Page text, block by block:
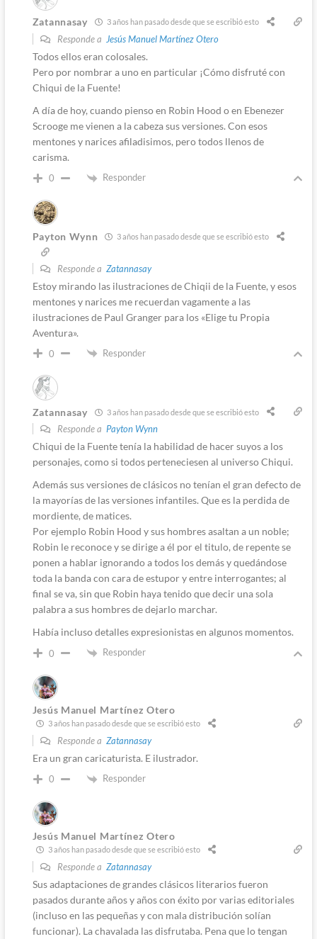
Zatannasay 3 años han pasado desde que se escribió esto
Responde a Jesús Manuel Martínez Otero
Todos ellos eran colosales.
Pero por nombrar a uno en particular ¡Cómo disfruté con
Chiqui de la Fuente!
A día de hoy, cuando pienso en Robin Hood o en Ebenezer
Scrooge me vienen a la cabeza sus versiones. Con esos
mentones y narices afiladisimos, pero todos llenos de
carisma.
0 Responder
Payton Wynn 3 años han pasado desde que se escribió esto
Responde a Zatannasay
Estoy mirando las ilustraciones de Chiqii de la Fuente, y esos
mentones y narices me recuerdan vagamente a las
ilustraciones de Paul Granger para los «Elige tu Propia
Aventura».
0 Responder
Zatannasay 3 años han pasado desde que se escribió esto
Responde a Payton Wynn
Chiqui de la Fuente tenía la habilidad de hacer suyos a los
personajes, como si todos perteneciesen al universo Chiqui.
Además sus versiones de clásicos no tenían el gran defecto de
la mayorías de las versiones infantiles. Que es la perdida de
mordiente, de matices.
Por ejemplo Robin Hood y sus hombres asaltan a un noble;
Robin le reconoce y se dirige a él por el titulo, de repente se
ponen a hablar ignorando a todos los demás y quedándose
toda la banda con cara de estupor y entre interrogantes; al
final se va, sin que Robin haya tenido que decir una sola
palabra a sus hombres de dejarlo marchar.
Había incluso detalles expresionistas en algunos momentos.
0 Responder
Jesús Manuel Martínez Otero
3 años han pasado desde que se escribió esto
Responde a Zatannasay
Era un gran caricaturista. E ilustrador.
0 Responder
Jesús Manuel Martínez Otero
3 años han pasado desde que se escribió esto
Responde a Zatannasay
Sus adaptaciones de grandes clásicos literarios fueron
pasados durante años y años con éxito por varias editoriales
(incluso en las pequeñas y con mala distribución solían
funcionar). La chavalada las disfrutaba. Pena que lo tengan